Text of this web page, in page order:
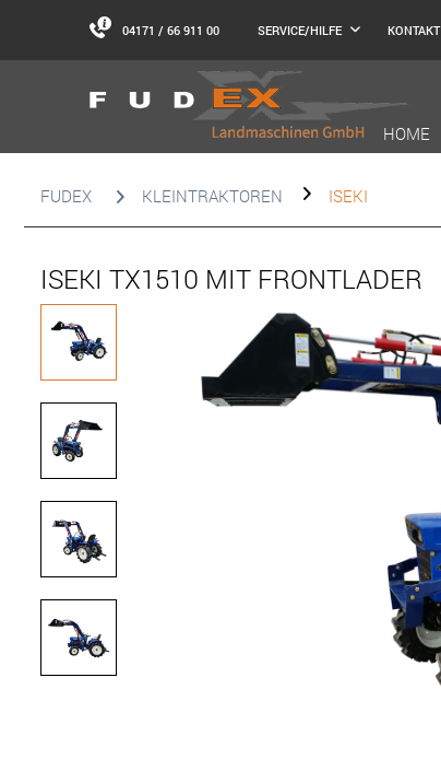
04171 / 66 911 00 SERVICE/HILFE
KONTAKT
HOME
FUDEX KLEINTRAKTOREN ISEKI
ISEKI TX1510 MIT FRONTLADER